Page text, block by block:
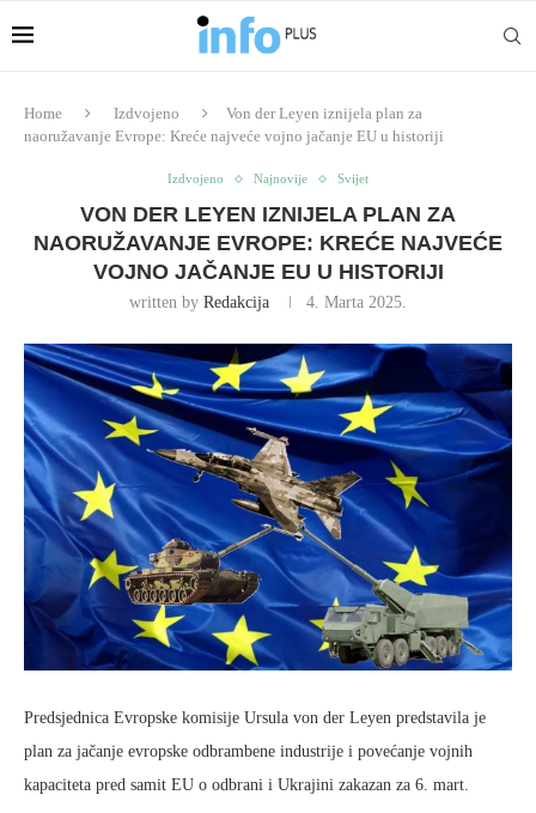
Home Izdvojeno
Von der Leyen iznijela plan za
naoružavanje Evrope: Kreće najveće vojno jačanje EU u historiji
Izdvojeno Najnovije Svijet
VON DER LEYEN IZNIJELA PLAN ZA
NAORUŽAVANJE EVROPE: KREĆE NAJVEĆE
VOJNO JAČANJE EU U HISTORIJI
written by Redakcija 4. Marta 2025.
Predsjednica Evropske komisije Ursula von der Leyen predstavila je
plan za jačanje evropske odbrambene industrije i povećanje vojnih
kapaciteta pred samit EU o odbrani i Ukrajini zakazan za 6. mart.